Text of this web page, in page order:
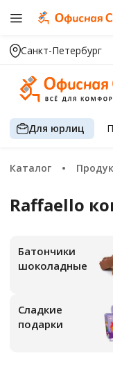
Санкт-Петербург
Для юрлиц
Каталог
Raffaello
Батончики
шоколадные
Сладкие
подарки